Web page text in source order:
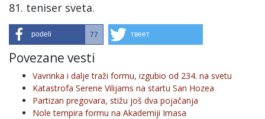
81. teniser sveta.
podeli 77 твеет
Povezane vesti
Vavrinka i dalje traži formu, izgubio od 234. na svetu
Katastrofa Serene Vilijams na startu San Hozea
Partizan pregovara, stižu još dva pojačanja
Nole tempira formu na Akademiji Imasa